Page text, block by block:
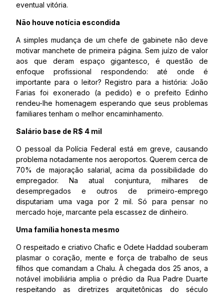
eventual vitória.
Não houve notícia escondida
A simples mudança de um chefe de gabinete não deve
motivar manchete de primeira página. Sem juízo de valor
aos que deram espaço gigantesco, é questão de
enfoque profissional respondendo: até onde é
importante para o leitor? Registro para a história: João
Farias foi exonerado (a pedido) e o prefeito Edinho
rendeu-lhe homenagem esperando que seus problemas
familiares tenham o melhor encaminhamento.
Salário base de R$ 4 mil
O pessoal da Polícia Federal está em greve, causando
problema notadamente nos aeroportos. Querem cerca de
70% de majoração salarial, acima da possibilidade do
empregador. Na atual conjuntura, milhares de
desempregados e outros de primeiro-emprego
disputariam uma vaga por 2 mil. Só para pensar no
mercado hoje, marcante pela escassez de dinheiro.
Uma família honesta mesmo
O respeitado e criativo Chafic e Odete Haddad souberam
plasmar o coração, mente e força de trabalho de seus
filhos que comandam a Chalu. À chegada dos 25 anos, a
notável imobiliária amplia o prédio da Rua Padre Duarte
respeitando as diretrizes arquitetônicas do século